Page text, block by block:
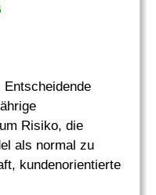
Risiko, die
als normal zu
kundenorientierte